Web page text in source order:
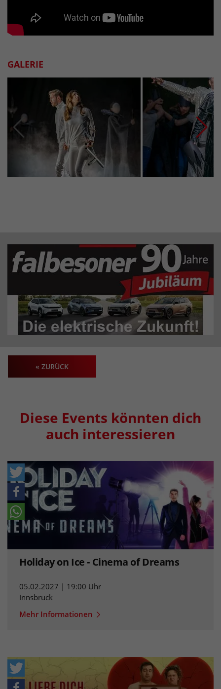
GALERIE
« ZURÜCK
Diese Events könnten dich
auch interessieren
Holiday on Ice - Cinema of Dreams
05.02.2027 | 19:00 Uhr
Innsbruck
Mehr Informationen